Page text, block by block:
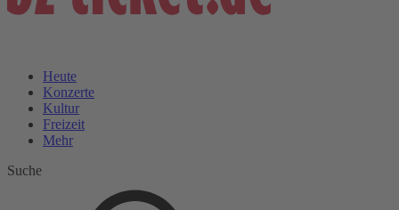
Heute
Konzerte
Kultur
Freizeit
Mehr
Suche